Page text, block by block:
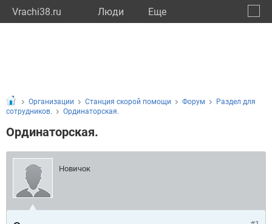
Vrachi38.ru Люди Eще
Организации Станция скорой помощи Форум
Раздел для
сотрудников.
Ординаторская.
Ординаторская.
Новичок